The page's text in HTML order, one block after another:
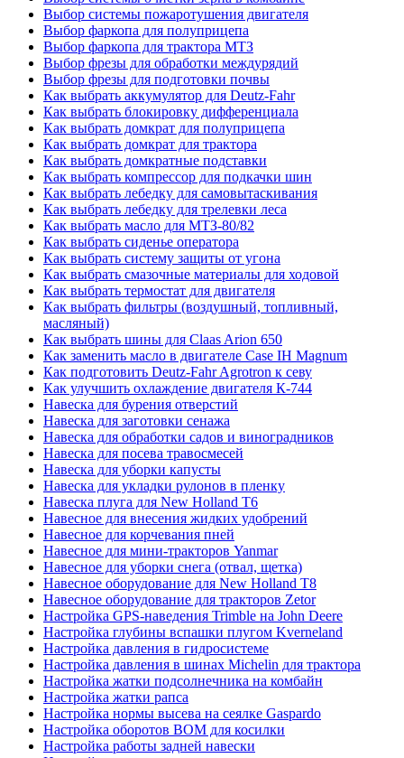
Выбор системы пожаротушения двигателя
Выбор фаркопа для полуприцепа
Выбор фаркопа для трактора МТЗ
Выбор фрезы для обработки междурядий
Выбор фрезы для подготовки почвы
Как выбрать аккумулятор для Deutz-Fahr
Как выбрать блокировку дифференциала
Как выбрать домкрат для полуприцепа
Как выбрать домкрат для трактора
Как выбрать домкратные подставки
Как выбрать компрессор для подкачки шин
Как выбрать лебедку для самовытаскивания
Как выбрать лебедку для трелевки леса
Как выбрать масло для МТЗ-80/82
Как выбрать сиденье оператора
Как выбрать систему защиты от угона
Как выбрать смазочные материалы для ходовой
Как выбрать термостат для двигателя
Как выбрать фильтры (воздушный, топливный,
масляный)
Как выбрать шины для Claas Arion 650
Как заменить масло в двигателе Case IH Magnum
Как подготовить Deutz-Fahr Agrotron к севу
Как улучшить охлаждение двигателя К-744
Навеска для бурения отверстий
Навеска для заготовки сенажа
Навеска для обработки садов и виноградников
Навеска для посева травосмесей
Навеска для уборки капусты
Навеска для укладки рулонов в пленку
Навеска плуга для New Holland T6
Навесное для внесения жидких удобрений
Навесное для корчевания пней
Навесное для мини-тракторов Yanmar
Навесное для уборки снега (отвал, щетка)
Навесное оборудование для New Holland T8
Навесное оборудование для тракторов Zetor
Настройка GPS-наведения Trimble на John Deere
Настройка глубины вспашки плугом Kverneland
Настройка давления в гидросистеме
Настройка давления в шинах Michelin для трактора
Настройка жатки подсолнечника на комбайн
Настройка жатки рапса
Настройка нормы высева на сеялке Gaspardo
Настройка оборотов ВОМ для косилки
Настройка работы задней навески